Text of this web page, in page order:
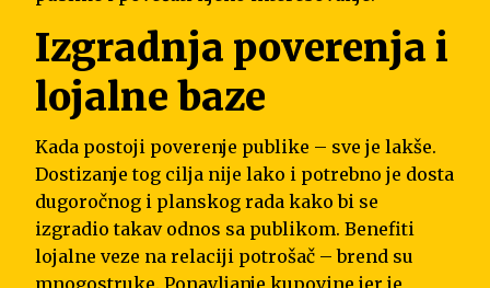
Izgradnja poverenja i
lojalne baze
Kada postoji poverenje publike – sve je lakše.
Dostizanje tog cilja nije lako i potrebno je dosta
dugoročnog i planskog rada kako bi se
izgradio takav odnos sa publikom. Benefiti
lojalne veze na relaciji potrošač – brend su